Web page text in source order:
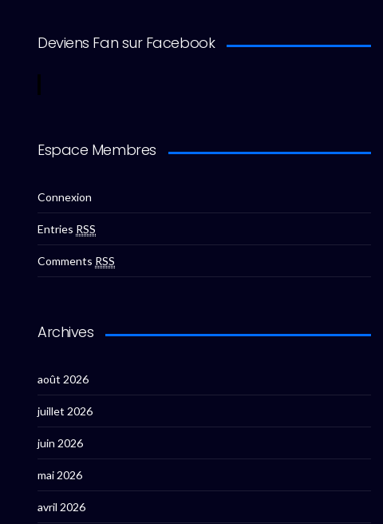
Deviens Fan sur Facebook
Espace Membres
Connexion
Entries RSS
Comments RSS
Archives
août 2026
juillet 2026
juin 2026
mai 2026
avril 2026